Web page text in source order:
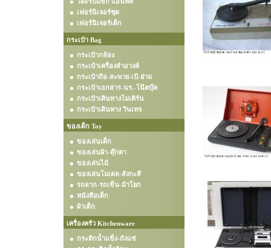
เฟอร์นิเจอร์ชุด
เฟอร์นิเจอร์เด็ก
กระเป๋า Bag
กระเป๋ากล้อง
กระเป๋าเครื่องสำอางค์
กระเป๋าถือ-สะพาย-เป้-ย่าม
กระเป๋าเอกสาร-นร.-โน๊ตบุ๊ค
กระเป๋าเดินทางโมเดิร์น
กระเป๋าเดินทาง วินเทจ
ของเด็ก Toy
ของเล่นเด็ก
ของเล่นผ้า-ตุ๊กตา
ของเล่นไม้
ของเล่นโมเดล-สังกะสี
รถลาก-รถเข็น-ม้าโยก
หนังสือเด็ก
ผ้าเด็ก
เครื่องครัว Kitchenware
กระติกน้ำแข็ง-ถังแช่